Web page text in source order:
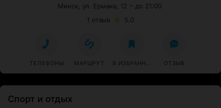
Минск, ул. Ермака, 12
до 21:00
1 отзыв
5.0
ТЕЛЕФОНЫ МАРШРУТ В ИЗБРАННОЕ ОТЗЫВ
Спорт и отдых